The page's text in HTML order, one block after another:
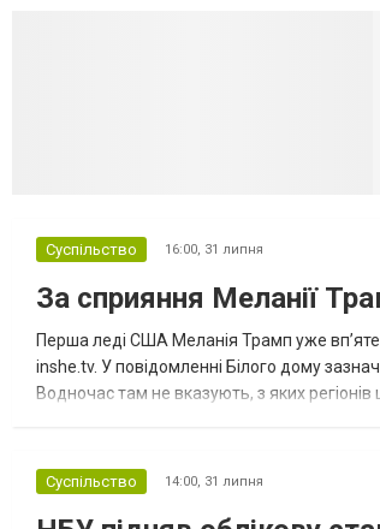
Суспільство 16:00, 31 липня
За сприяння Меланії
Перша леді США Меланія Трамп уже
inshe.tv. У повідомленні Білого дому
Водночас там не вказують, з яких регіонів
Суспільство 14:00, 31 липня